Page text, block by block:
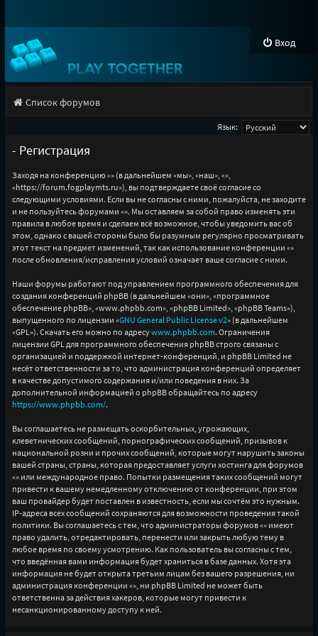
Вход
Список форумов
Язык:
- Регистрация
Заходя на конференцию «» (в дальнейшем «мы», «наш», «»,
«https://forum.fogplaymts.ru»), вы подтверждаете своё согласие со
следующими условиями. Если вы не согласны с ними, пожалуйста, не заходите
и не пользуйтесь форумами «». Мы оставляем за собой право изменять эти
правила в любое время и сделаем всё возможное, чтобы уведомить вас об
этом, однако с вашей стороны было бы разумным регулярно просматривать
этот текст на предмет изменений, так как использование конференции «»
после обновления/исправления условий означает ваше согласие с ними.
Наши форумы работают под управлением программного обеспечения для
создания конференций phpBB (в дальнейшем «они», «программное
обеспечение phpBB», «www.phpbb.com», «phpBB Limited», «phpBB Teams»),
выпущенного по лицензии «GNU General Public License v2» (в дальнейшем
«GPL»). Скачать его можно по адресуwww.phpbb.com. Ограничения
лицензии GPL для программного обеспечения phpBB строго связаны с
организацией и поддержкой интернет-конференций, и phpBB Limited не
несёт ответственности за то, что администрация конференций определяет
в качестве допустимого содержания и/или поведения в них. За
дополнительной информацией о phpBB обращайтесь по адресу
https://www.phpbb.com/.
Вы соглашаетесь не размещать оскорбительных, угрожающих,
клеветнических сообщений, порнографических сообщений, призывов к
национальной розни и прочих сообщений, которые могут нарушить законы
вашей страны, страны, которая предоставляет услуги хостинга для форумов
«» или международное право. Попытки размещения таких сообщений могут
привести к вашему немедленному отключению от конференции, при этом
ваш провайдер будет поставлен в известность, если мы сочтём это нужным.
IP-адреса всех сообщений сохраняются для возможности проведения такой
политики. Вы соглашаетесь с тем, что администраторы форумов «» имеют
право удалить, отредактировать, перенести или закрыть любую тему в
любое время по своему усмотрению. Как пользователь вы согласны с тем,
что введённая вами информация будет храниться в базе данных. Хотя эта
информация не будет открыта третьим лицам без вашего разрешения, ни
администрация конференции «», ни phpBB Limited не может быть
ответственна за действия хакеров, которые могут привести к
несанкционированному доступу к ней.